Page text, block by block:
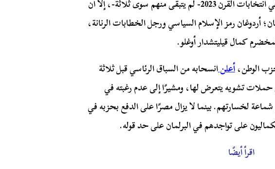
رغم إعلان أربعة تحالفات مشاركتها في انتخابات القرن 2023- لم يتبقى منهم سوى ثلاثة-، إلا أن
أردوغان رمز الإسلام السياسي ورجل الخطابات الرنانة،
كمال قيليتشدار أوغلو.
الوطن،أعلنانسحابه من السباق الرئاسي قبل ثلاثة
حملات تشويه يتعرض لها، ومشيرًا إلى عدم رغبته في
لخسارتهم. بينما لا يزال مصرًا على الدفع بحزبه في
على تواجدهم في البرلمان على حد قوله.
اقرأ أيضًا